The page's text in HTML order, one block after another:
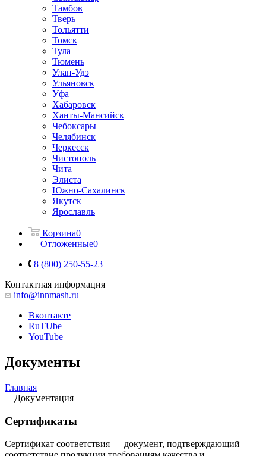
Тамбов
Тверь
Тольятти
Томск
Тула
Тюмень
Улан-Удэ
Ульяновск
Уфа
Хабаровск
Ханты-Мансийск
Чебоксары
Челябинск
Черкесск
Чистополь
Чита
Элиста
Южно-Сахалинск
Якутск
Ярославль
Корзина0
Отложенные0
8 (800) 250-55-23
Контактная информация
info@innmash.ru
Вконтакте
RuTUbe
YouTube
Документы
Главная
—Документация
Сертификаты
Сертификат соответствия — документ, подтверждающий